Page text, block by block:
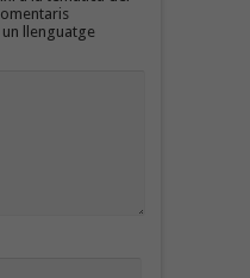
llenguatge